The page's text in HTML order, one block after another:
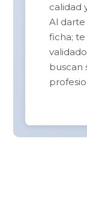
calidad
Al darte
ficha;
buscan